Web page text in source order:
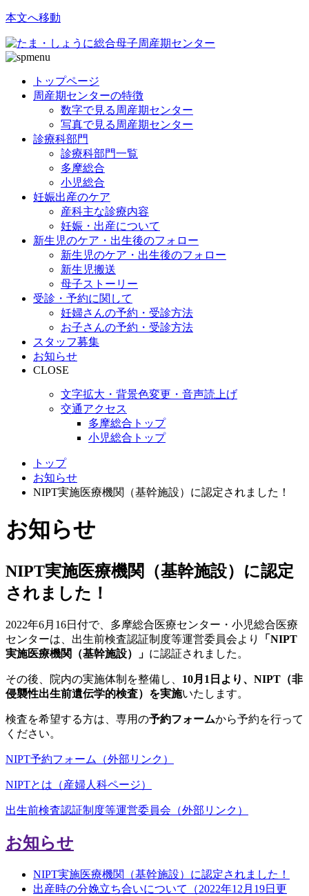
本文へ移動
トップページ
周産期センターの特徴
数字で見る周産期センター
写真で見る周産期センター
診療科部門
診療科部門一覧
多摩総合
小児総合
妊娠出産のケア
産科主な診療内容
妊娠・出産について
新生児のケア・出生後のフォロー
新生児のケア・出生後のフォロー
新生児搬送
母子ストーリー
受診・予約に関して
妊婦さんの予約・受診方法
お子さんの予約・受診方法
スタッフ募集
お知らせ
CLOSE
文字拡大・背景色変更・音声読上げ
交通アクセス
多摩総合トップ
小児総合トップ
トップ
お知らせ
NIPT実施医療機関（基幹施設）に認定されました！
お知らせ
NIPT実施医療機関（基幹施設）に認定
されました！
2022年6月16日付で、多摩総合医療センター・小児総合医療
センターは、出生前検査認証制度等運営委員会より
「NIPT
実施医療機関（基幹施設）」 に認証されました。
その後、院内の実施体制を整備し、 10月1日より、NIPT（非
侵襲性出生前遺伝学的検査）を実施いたします。
検査を希望する方は、専用の予約フォームから予約を行って
ください。
NIPT予約フォーム （外部リンク）
NIPTとは（産婦人科ページ）
出生前検査認証制度等運営委員会 （外部リンク）
お知らせ
NIPT実施医療機関（基幹施設）に認定されました！
出産時の分娩立ち合いについて（2022年12月19日更